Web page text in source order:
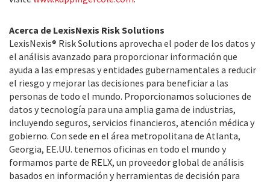
Acerca de LexisNexis Risk Solutions
LexisNexis® Risk Solutions aprovecha el poder de los datos y
el análisis avanzado para proporcionar información que
ayuda a las empresas y entidades gubernamentales a reducir
el riesgo y mejorar las decisiones para beneficiar a las
personas de todo el mundo. Proporcionamos soluciones de
datos y tecnología para una amplia gama de industrias,
incluyendo seguros, servicios financieros, atención médica y
gobierno. Con sede en el área metropolitana de Atlanta,
Georgia, EE.UU. tenemos oficinas en todo el mundo y
formamos parte de RELX, un proveedor global de análisis
basados en información y herramientas de decisión para